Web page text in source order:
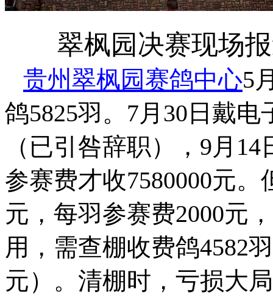
翠枫园决赛现场
贵州翠枫园赛鸽中心5
鸽5825羽。7月30日戴
（已引咎辞职），9月
参赛费才收7580000元
元，每羽参赛费2000元
用，需查棚收费鸽4582
元）。清棚时，亏损大